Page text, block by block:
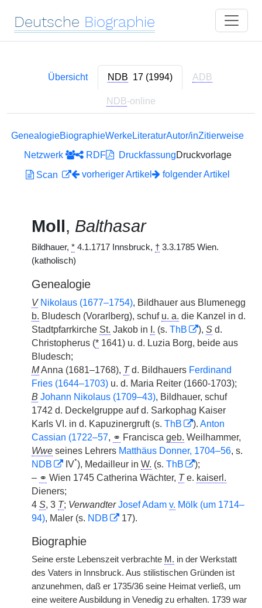
Deutsche Biographie
Übersicht NDB 17 (1994) ADB
NDB-online
GenealogieBiographieWerkeLiteraturAutor/inZitierweise
Netzwerk
RDF DruckfassungDruckvorlage
Scan
vorheriger Artikel folgender Artikel
Moll, Balthasar
Bildhauer, * 4.1.1717 Innsbruck, † 3.3.1785 Wien.
(katholisch)
Genealogie
V Nikolaus (1677–1754), Bildhauer aus Blumenegg
b. Bludesch (Vorarlberg), schuf u. a. die Kanzel in d.
Stadtpfarrkirche St. Jakob in I. (s. ThB ), S d.
Christopherus (* 1641) u. d. Luzia Borg, beide aus
Bludesch;
MAnna (1681–1768), Td. Bildhauers Ferdinand
Fries (1644–1703) u. d. Maria Reiter (1660-1703);
B Johann Nikolaus (1709–43), Bildhauer, schuf
1742 d. Deckelgruppe auf d. Sarkophag Kaiser
Karls VI. in d. Kapuzinergruft (s. ThB ). Anton
Cassian (1722–57, ⚭ Francisca geb. Weilhammer,
Wwe seines Lehrers Matthäus Donner, 1704–56, s.
NDB
IV*), Medailleur in W. (s. ThB
);
– ⚭ Wien 1745 Catherina Wächter, Te. kaiserl.
Dieners;
4 S, 3 T; Verwandter Josef Adam v. Mölk (um 1714–
94), Maler (s. NDB 17).
Biographie
Seine erste Lebenszeit verbrachte M. in der Werkstatt
des Vaters in Innsbruck. Aus stilistischen Gründen ist
anzunehmen, daß er 1735/36 seine Heimat verließ, um
eine weitere Ausbildung in Venedig zu erhalten. 1739 war